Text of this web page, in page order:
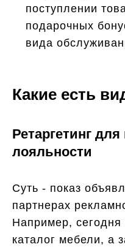
поступлении
подарочных
вида
Какие есть
Ретаргетинг
лояльности
Суть - показ
партнерах
Например, сегодня
каталог мебели, а